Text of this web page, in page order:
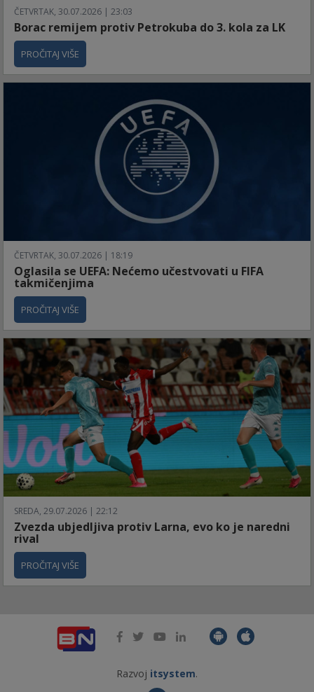
ČETVRTAK, 30.07.2026 | 23:03
Borac remijem protiv Petrokuba do 3. kola za LK
PROČITAJ VIŠE
ČETVRTAK, 30.07.2026 | 18:19
Oglasila se UEFA: Nećemo učestvovati u FIFA
takmičenjima
PROČITAJ VIŠE
SREDA, 29.07.2026 | 22:12
Zvezda ubjedljiva protiv Larna, evo ko je naredni
rival
PROČITAJ VIŠE
Razvoj itsystem.